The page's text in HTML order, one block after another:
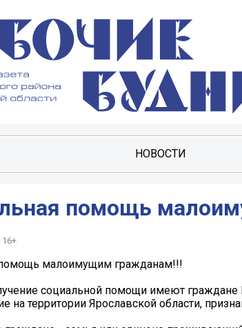
НОВОСТИ
помощь
16+
малоимущим гражданам!!!
социальной помощи имеют
на территории Ярославской области,